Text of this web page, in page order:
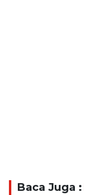
Baca Juga :